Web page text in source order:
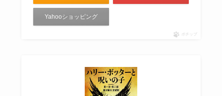
Yahooショッピング
ポチップ